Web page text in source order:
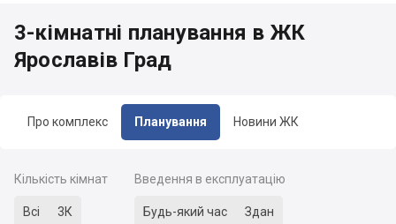
Про комплекс Планування Новини ЖК
3-кімнатні планування в ЖК
Ярославів Град
Кількість кімнат
Всі 3К
Введення в експлуатацію
Будь-який час Здан